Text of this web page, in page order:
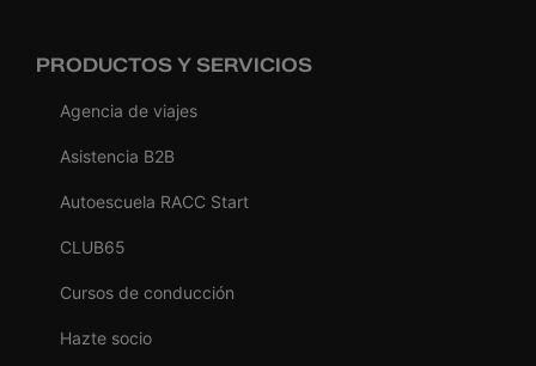
PRODUCTOS Y SERVICIOS
Agencia de viajes
Asistencia B2B
Autoescuela RACC Start
CLUB65
Cursos de conducción
Hazte socio